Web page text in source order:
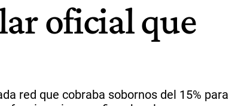
oficial que
red que cobraba sobornos del 15% para